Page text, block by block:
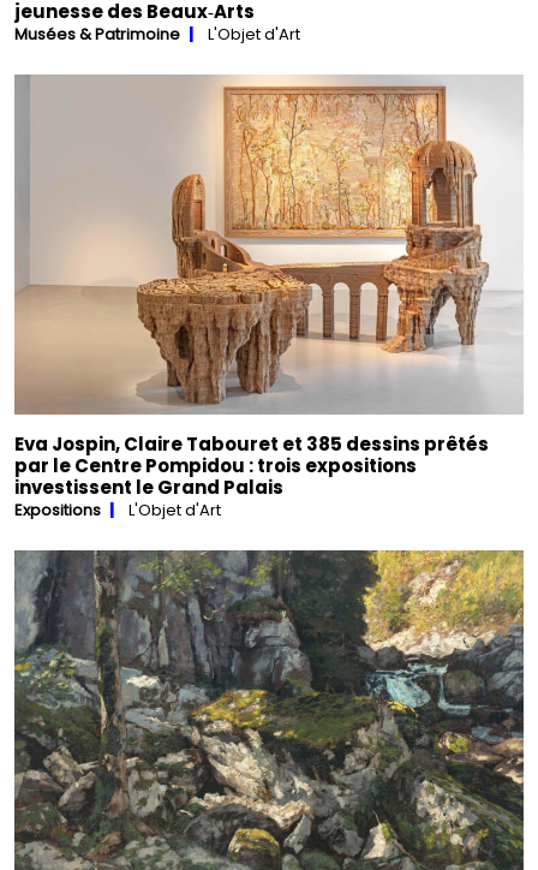
jeunesse des Beaux‑Arts
Musées & Patrimoine L'Objet d'Art
Eva Jospin, Claire Tabouret et 385 dessins prêtés
par le Centre Pompidou : trois expositions
investissent le Grand Palais
Expositions L'Objet d'Art